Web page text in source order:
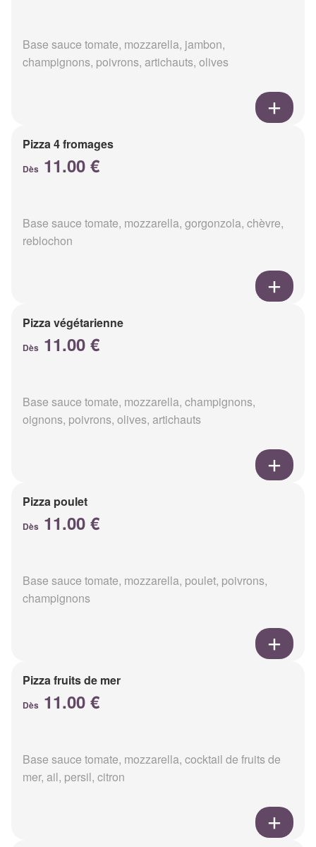
Base sauce tomate, mozzarella, jambon,
champignons, poivrons, artichauts, olives
Pizza 4 fromages
Dès 11.00 €
Base sauce tomate, mozzarella, gorgonzola, chèvre,
reblochon
Pizza végétarienne
Dès 11.00 €
Base sauce tomate, mozzarella, champignons,
oignons, poivrons, olives, artichauts
Pizza poulet
Dès 11.00 €
Base sauce tomate, mozzarella, poulet, poivrons,
champignons
Pizza fruits de mer
Dès 11.00 €
Base sauce tomate, mozzarella, cocktail de fruits de
mer, ail, persil, citron